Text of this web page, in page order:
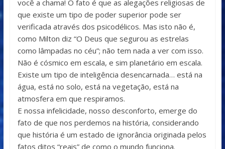
você a chama! O fato é que as alegações religiosas de
que existe um tipo de poder superior pode ser
verificada através dos psicodélicos. Mas isto não é,
como Milton diz “O Deus que segurou as estrelas
como lâmpadas no céu”; não tem nada a ver com isso.
Não é cósmico em escala, e sim planetário em escala.
Existe um tipo de inteligência desencarnada… está na
água, está no solo, está na vegetação, está na
atmosfera em que respiramos.
E nossa infelicidade, nosso desconforto, emerge do
fato de que nos perdemos na história, considerando
que história é um estado de ignorância originada pelos
fatos ditos “reais” de como o mundo funciona.